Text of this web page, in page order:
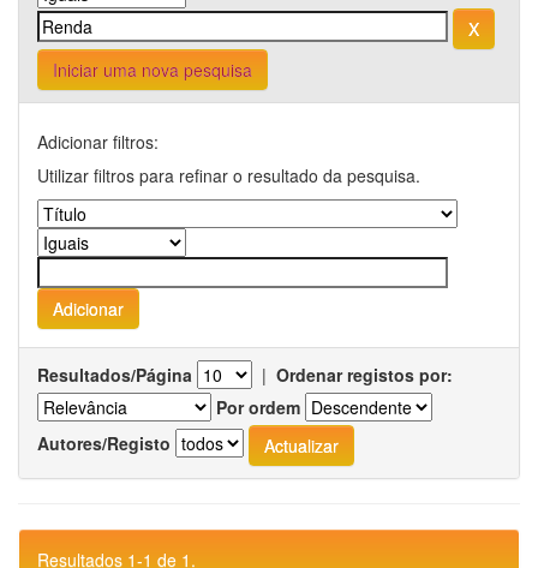
Iniciar uma nova pesquisa
Adicionar filtros:
Utilizar filtros para refinar o resultado da pesquisa.
Resultados/Página | Ordenar registos por:
Por ordem
Autores/Registo
Resultados 1-1 de 1.